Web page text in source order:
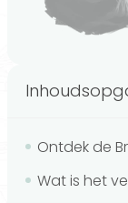
Ontdek de
Wat is het